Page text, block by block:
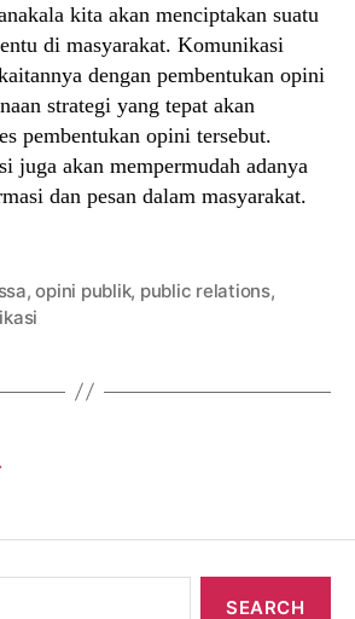
kita akan menciptakan suatu
di masyarakat. Komunikasi
dengan pembentukan opini
strategi yang tepat akan
pembentukan opini tersebut.
juga akan mempermudah adanya
dan pesan dalam masyarakat.
,opini publik, public relations,